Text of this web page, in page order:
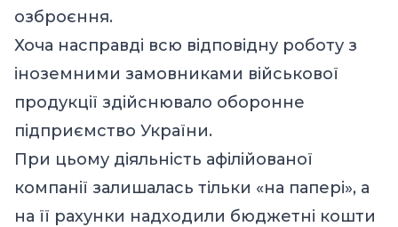
озброєння.
Хоча насправді всю відповідну роботу з
іноземними замовниками військової
продукції здійснювало оборонне
підприємство України.
При цьому діяльність афілійованої
компанії залишалась тільки «на папері», а
на її рахунки надходили бюджетні кошти